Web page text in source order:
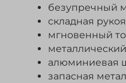
безупречный
складная
мгновенный
алюминиевая
запасная